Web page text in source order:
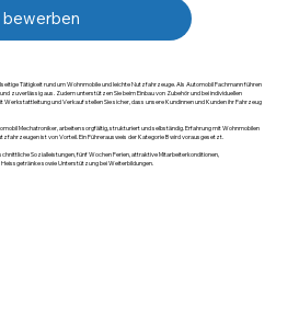
Tätigkeit rund um Wohnmobile und leichte Nutzfahrzeuge. Als Automobil Fachmann führen
zuverlässig aus. Zudem unterstützen Sie beim Einbau von Zubehör und bei individuellen
und Verkauf stellen Sie sicher, dass unsere Kundinnen und Kunden ihr Fahrzeug
Mechatroniker, arbeiten sorgfältig, strukturiert und selbständig. Erfahrung mit Wohnmobilen
ist von Vorteil. Ein Führerausweis der Kategorie B wird vorausgesetzt.
Sozialleistungen, fünf Wochen Ferien, attraktive Mitarbeiterkonditionen,
sowie Unterstützung bei Weiterbildungen.